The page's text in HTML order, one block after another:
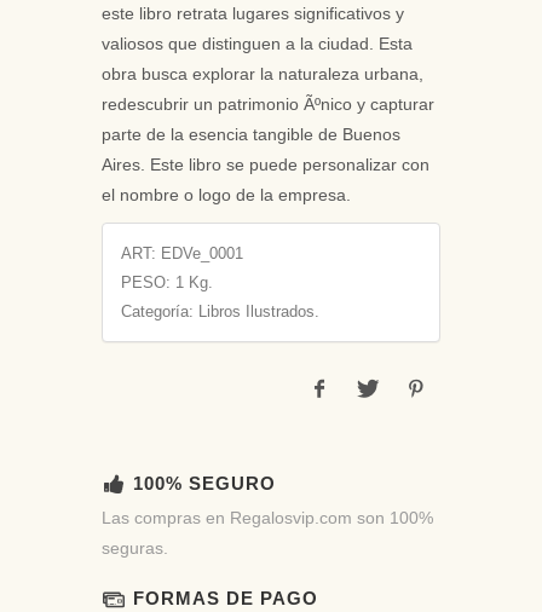
este libro retrata lugares significativos y
valiosos que distinguen a la ciudad. Esta
obra busca explorar la naturaleza urbana,
redescubrir un patrimonio Ãºnico y capturar
parte de la esencia tangible de Buenos
Aires. Este libro se puede personalizar con
el nombre o logo de la empresa.
ART: EDVe_0001
PESO: 1 Kg.
Categoría: Libros Ilustrados.
100% SEGURO
Las compras en Regalosvip.com son 100%
seguras.
FORMAS DE PAGO